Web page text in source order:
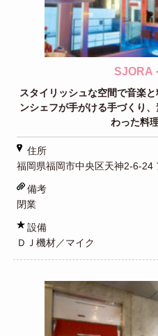
SJORA
スタイリッシュな空間で音楽
ンシェフが手がける手づくり
わった料
住所
福岡県福岡市中央区天神2-6-
備考
閉業
設備
ＤＪ機材／マイク